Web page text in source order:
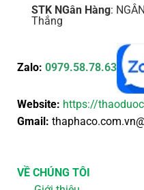
STK NGân Hàng:
Thắng
Zalo: 0979.58.78.63
Website: https://
Gmail:
VỀ CHÚNG TÔI